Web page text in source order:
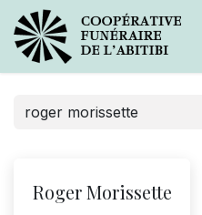
Roger Morissette